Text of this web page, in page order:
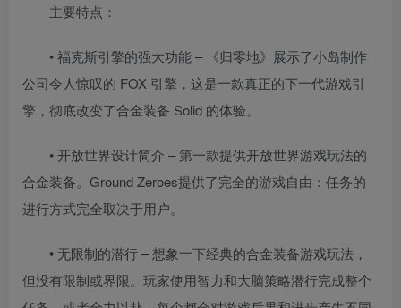
主要特点：
• 福克斯引擎的强大功能 – 《归零地》展示了小岛制作
公司令人惊叹的 FOX 引擎，这是一款真正的下一代游戏引
擎，彻底改变了合金装备 Solid 的体验。
• 开放世界设计简介 – 第一款提供开放世界游戏玩法的
合金装备。Ground Zeroes提供了完全的游戏自由：任务的
进行方式完全取决于用户。
• 无限制的潜行 – 想象一下经典的合金装备游戏玩法，
但没有限制或界限。玩家使用智力和大脑策略潜行完成整个